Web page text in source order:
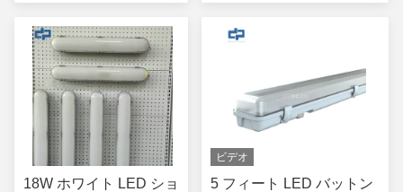
18W ホワイト LED ショ
ビデオ
5 フィート LED バットン